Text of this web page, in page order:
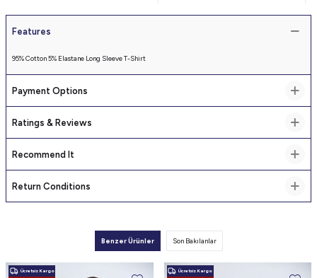
Features
95% Cotton 5% Elastane Long Sleeve T-Shirt
Payment Options
Ratings & Reviews
Recommend It
Return Conditions
Benzer Ürünler Son Bakılanlar
Ücretsiz Kargo Ücretsiz Kargo